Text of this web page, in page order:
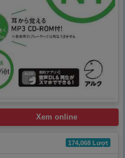
Xem online
174,068 Lượt